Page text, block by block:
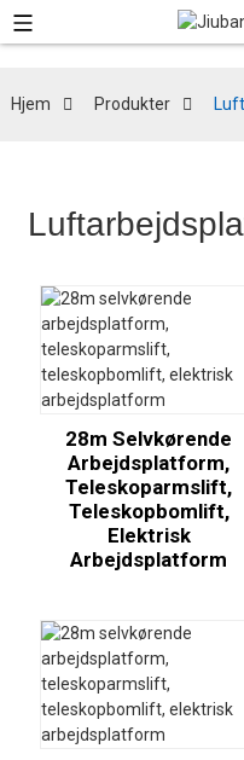
Hjem Produkter
28m Selvkørende
Arbejdsplatform,
Teleskoparmslift,
Teleskopbomlift,
Elektrisk
Arbejdsplatform